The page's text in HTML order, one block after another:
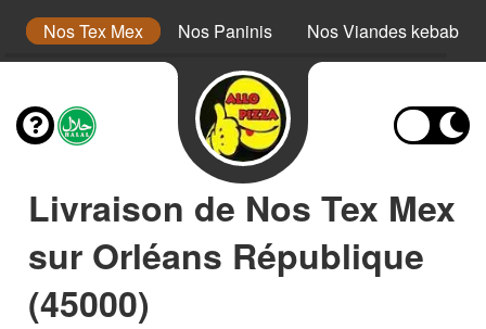
Nos Tex Mex Nos Paninis Nos Viandes kebab
Livraison de Nos Tex Mex
sur Orléans République
(45000)